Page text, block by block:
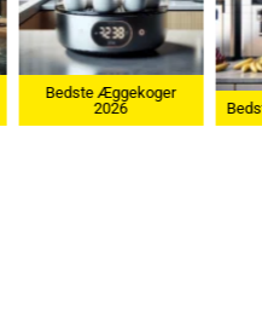
Bedste Ismaskine 2026